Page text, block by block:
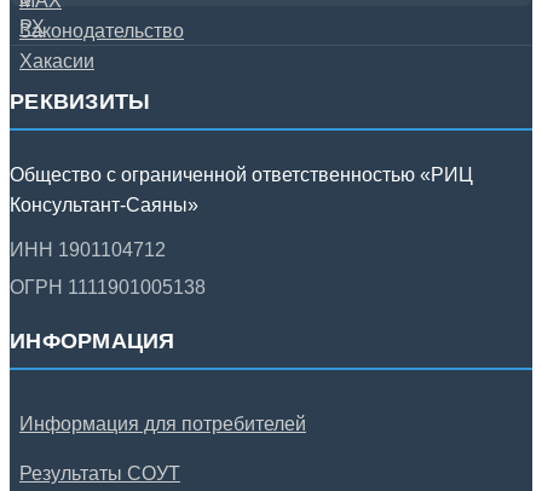
РЕКВИЗИТЫ
Общество с ограниченной ответственностью «РИЦ
Консультант-Саяны»
ИНН 1901104712
ОГРН 1111901005138
ИНФОРМАЦИЯ
Информация для потребителей
Результаты СОУТ